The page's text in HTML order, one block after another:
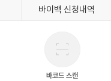
바이백 신청내역
바코드 스캔